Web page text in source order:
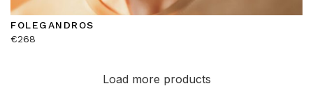
FOLEGANDROS
€268
Load more products